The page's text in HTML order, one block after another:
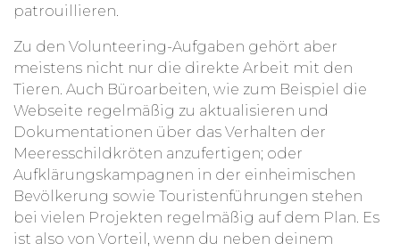
patrouillieren.
Zu den Volunteering-Aufgaben gehört aber
meistens nicht nur die direkte Arbeit mit den
Tieren. Auch Büroarbeiten, wie zum Beispiel die
Webseite regelmäßig zu aktualisieren und
Dokumentationen über das Verhalten der
Meeresschildkröten anzufertigen; oder
Aufklärungskampagnen in der einheimischen
Bevölkerung sowie Touristenführungen stehen
bei vielen Projekten regelmäßig auf dem Plan. Es
ist also von Vorteil, wenn du neben deinem